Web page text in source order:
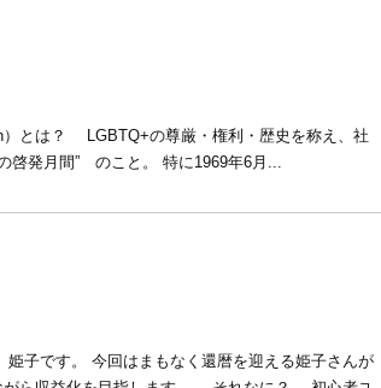
とは？ LGBTQ+の尊厳・権利・歴史を称え、社
啓発月間” のこと。 特に1969年6月...
です。 今回はまもなく還暦を迎える姫子さんが